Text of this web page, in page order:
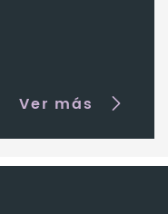
Ver más